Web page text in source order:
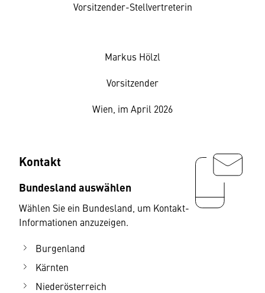
Vorsitzender-Stellvertreterin
Markus Hölzl
Vorsitzender
Wien, im April 2026
Kontakt
Bundesland auswählen
Wählen Sie ein Bundesland, um Kontakt-
Informationen anzuzeigen.
Burgenland
Kärnten
Niederösterreich